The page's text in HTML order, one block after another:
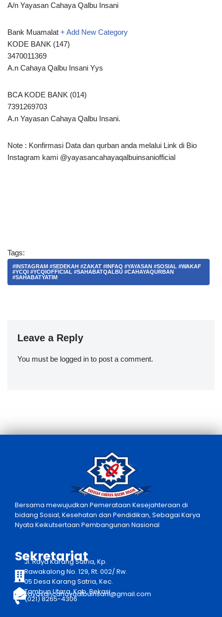
A/n Yayasan Cahaya Qalbu Insani
Bank Muamalat + Add New Category
KODE BANK (147)
3470011369
A.n Cahaya Qalbu Insani Yys
BCA KODE BANK (014)
7391269703
A.n Yayasan Cahaya Qalbu Insani.
Note : Konfirmasi Data dan qurban anda melalui Link di Bio
Instagram kami @yayasancahayaqalbuinsaniofficial
Tags:
#INSTAGRAM #SEDEKAH #ZAKAT #INFAQ #YAYASAN #SOSIAL #WAKAF
#YCQI #YCQIOFFICIAL #SAHABATQALBU #CAHAYAQURBAN
#SAHABATYATIM
Leave a Reply
You must be logged in to post a comment.
Bersama mewujudkan Pemerataan Kesejahteraan di
bidang Sosial, Kesehatan dan Pendidikan, Sebagai Karya
Nyata Keikutsertaan Pembangunan Nasional
Sekretariat
Jl. Raya Karang Satria, Kp.
Rawakalong No. 129, Rt. 002/ Rw.
05 Desa Karang Satria, Kec.
Tambun Utara, Kab. Bekasi
yayasancahayqalbuinsani@gmail.com
(021) 8265-4306